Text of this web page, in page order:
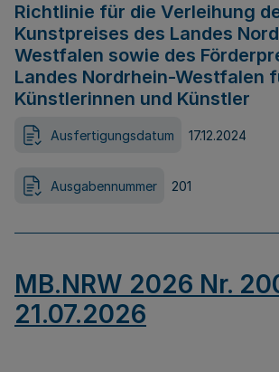
Richtlinie für die Verleihung
Kunstpreises des Landes
Westfalen sowie des
Landes Nordrhein-Westfalen
Künstlerinnen und Künstler
Ausfertigungsdatum 17.12.2024
Ausgabennummer 201
MB.NRW 2026 Nr.
21.07.2026